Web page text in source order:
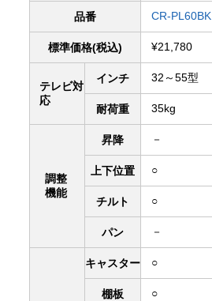
品番 CR-PL60BK
標準価格(税込) ¥21,780
テレビ対
応
インチ 32～55型
耐荷重 35kg
調整
機能
昇降 －
上下位置 ○
チルト ○
パン －
キャスター ○
棚板 ○